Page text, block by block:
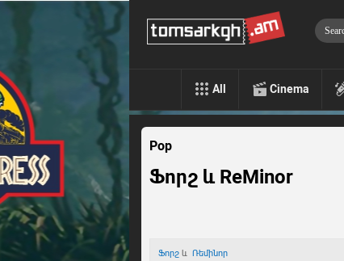
All Cinema
Pop
Ֆորշ և ReMinor
Ֆորշ և Ռեմինոր